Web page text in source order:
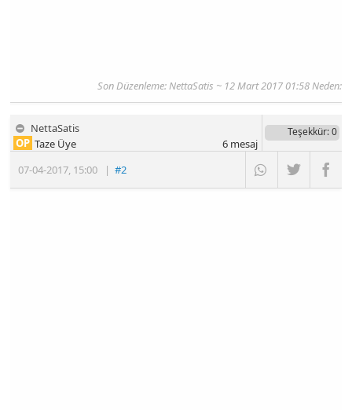
Son Düzenleme:NettaSatis ~ 12 Mart 2017 01:58 Neden:
NettaSatis
07-04-2017, 15:00 |#2
OP Taze Üye
Teşekkür: 0
6mesaj